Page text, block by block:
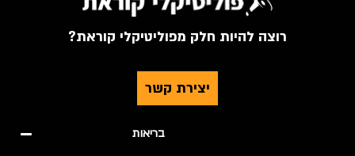
רוצה להיות חלק מפוליטיקלי קוראת?
יצירת קשר
בריאות